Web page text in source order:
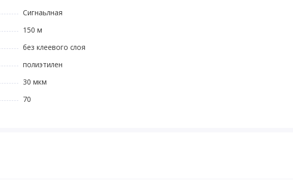
Сигнаьлная
150 м
без клеевого слоя
полиэтилен
30 мкм
70